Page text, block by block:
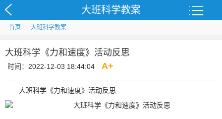
大班科学教案
首页 - 大班科学教案
大班科学《力和速度》活动反思
时间：2022-12-03 18:44:04 A+
大班科学《力和速度》活动反思